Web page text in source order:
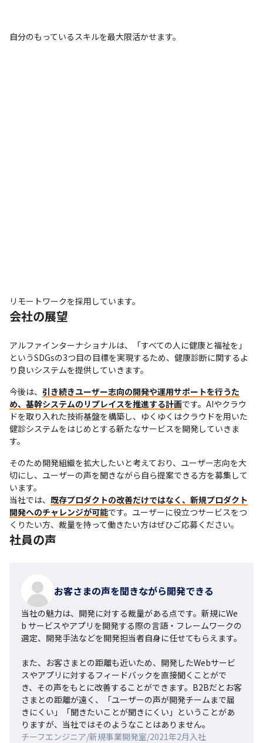
自分のもっているスキルを最大限活かせます。
リモートワークを採用しています。
会社の展望
アルファインターナショナルは、「すべての人に健康と福祉を」
というSDGsの3つ目の目標を実現するため、健康診断に関するよ
り良いシステムを提供していきます。
今後は、 引き続きユーザー志向の開発や運用サポートを行うた
め、基幹システムのリプレイスを推進する計画です。AIやクラウ
ドを取り入れた技術基盤を構築し、ゆくゆくはクラウドを用いた
健診システムをはじめとする新たなサービスを開発していきま
す。
そのため開発組織を拡大したいと考えており、ユーザー志向を大
切にし、ユーザーの声を聞きながら自ら提案できる方を募集して
います。
当社では、 既存プロダクトの改善だけではなく、新規プロダクト
開発へのチャレンジが可能です。ユーザーに役立つサービスをつ
くりたい方、裁量を持って働きたい方はぜひご応募ください。
社員の声
お客さまの声を聞きながら開発できる
当社の魅力は、開発に対する裁量がある点です。新規にWe
b サービスやアプリを開発する際の言語・フレームワークの
選定、開発手法などを開発担当者自身に任せてもらえます。
また、お客さまとの距離も近いため、開発したWebサービ
スやアプリに対するフィードバックを直接聞くことがで
き、その声をもとに改善することができます。B2Bだとお客
さまとの距離が遠く、「ユーザーの声が開発チームまで届
きにくい」「聞きたいことが聞きにくい」ということがあ
りますが、当社ではそのようなことはありません。
チーフエンジニア/新規事業開発室/2021年2月入社